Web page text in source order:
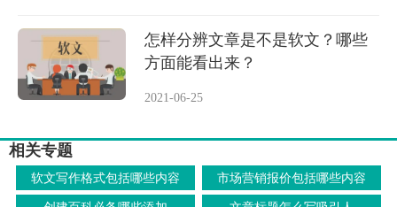
怎样分辨文章是不是软文？哪些
方面能看出来？
2021-06-25
相关专题
软文写作格式包括哪些内容 市场营销报价包括哪些内容